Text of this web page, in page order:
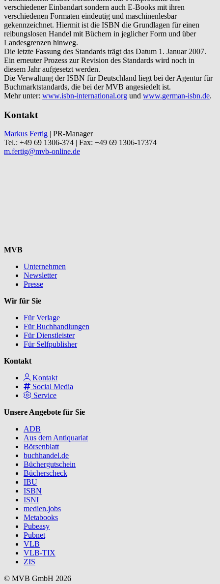
verschiedener Einbandart sondern auch E-Books mit ihren
verschiedenen Formaten eindeutig und maschinenlesbar
gekennzeichnet. Hiermit ist die ISBN die Grundlagen für einen
reibungslosen Handel mit Büchern in jeglicher Form und über
Landesgrenzen hinweg.
Die letzte Fassung des Standards trägt das Datum 1. Januar 2007.
Ein erneuter Prozess zur Revision des Standards wird noch in
diesem Jahr aufgesetzt werden.
Die Verwaltung der ISBN für Deutschland liegt bei der Agentur für
Buchmarktstandards, die bei der MVB angesiedelt ist.
Mehr unter: www.isbn-international.org und www.german-isbn.de.
Kontakt
Markus Fertig | PR-Manager
Tel.: +49 69 1306-374 | Fax: +49 69 1306-17374
m.fertig@mvb-online.de
MVB
Unternehmen
Newsletter
Presse
Wir für Sie
Für Verlage
Für Buchhandlungen
Für Dienstleister
Für Selfpublisher
Kontakt
Kontakt
Social Media
Service
Unsere Angebote für Sie
ADB
Aus dem Antiquariat
Börsenblatt
buchhandel.de
Büchergutschein
Bücherscheck
IBU
ISBN
ISNI
medien.jobs
Metabooks
Pubeasy
Pubnet
VLB
VLB-TIX
ZIS
© MVB GmbH 2026